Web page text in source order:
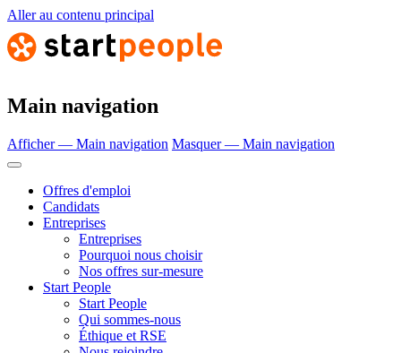
Aller au contenu principal
Main navigation
Afficher — Main navigation Masquer — Main navigation
Offres d'emploi
Candidats
Entreprises
Entreprises
Pourquoi nous choisir
Nos offres sur-mesure
Start People
Start People
Qui sommes-nous
Éthique et RSE